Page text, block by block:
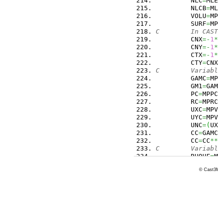
         NLCB
=
         VOLU
=
         SURF
=
C        In
         CNX
=- 1 *
         CNY
=- 1 *
         CTX
=- 1 *
         CTY
=CNX
C
         GAMC
=
         GM1
=
         PC
=
         RC
=
         UXC
=
         UYC
=
         UNC
=(
         CC
=GAMC
         CC
=CC**
C
         RHOUF
=
©